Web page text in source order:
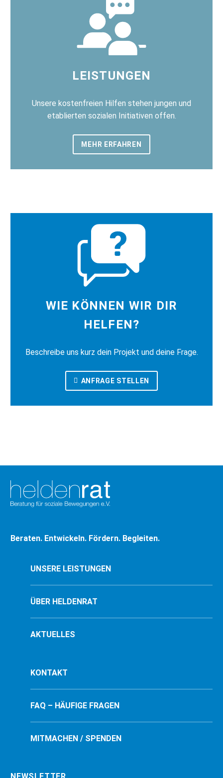
LEISTUNGEN
Unsere kostenfreien Hilfen stehen jungen und
etablierten sozialen Initiativen offen.
MEHR ERFAHREN
WIE KÖNNEN WIR DIR
HELFEN?
Beschreibe uns kurz dein Projekt und deine Frage.
ANFRAGE STELLEN
Beraten. Entwickeln. Fördern. Begleiten.
UNSERE LEISTUNGEN
ÜBER HELDENRAT
AKTUELLES
KONTAKT
FAQ – HÄUFIGE FRAGEN
MITMACHEN / SPENDEN